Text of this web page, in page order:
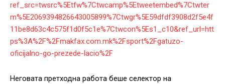
ref_src=twsrc%5Etfw%7Ctwcamp%5Etweetembed%7Ctwter
m%5E2069394826643005899%7Ctwgr%5E59dfdf3908d2f5e4f
11be8d63c4c575f1d0f5c1e%7Ctwcon%5Es1_c10&ref_url=htt
ps%3A%2F%2Fmakfax.com.mk%2Fsport%2Fgatuzo-
oficijalno-go-prezede-lacio%2F
Неговата претходна работа беше селектор на